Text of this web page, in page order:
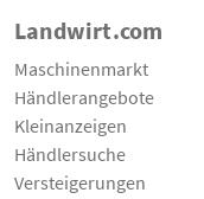
Landwirt.com
Maschinenmarkt
Händlerangebote
Kleinanzeigen
Händlersuche
Versteigerungen